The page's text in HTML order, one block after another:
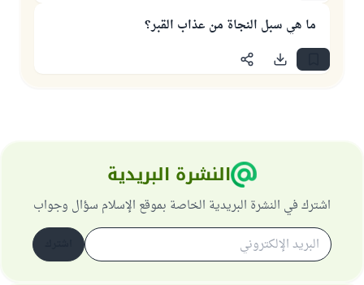
ما هي سبل النجاة من عذاب القبر؟
النشرة البريدية
اشترك في النشرة البريدية الخاصة بموقع الإسلام سؤال وجواب